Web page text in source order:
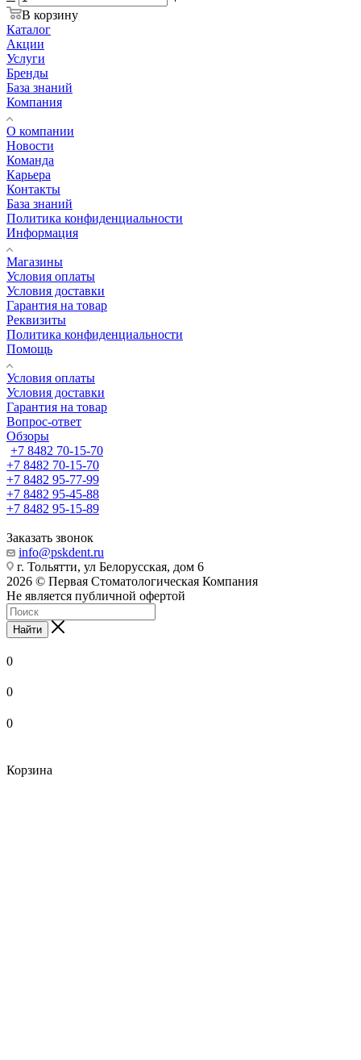
В корзину
Каталог
Акции
Услуги
Бренды
База знаний
Компания
О компании
Новости
Команда
Карьера
Контакты
База знаний
Политика конфиденциальности
Информация
Магазины
Условия оплаты
Условия доставки
Гарантия на товар
Реквизиты
Политика конфиденциальности
Помощь
Условия оплаты
Условия доставки
Гарантия на товар
Вопрос-ответ
Обзоры
+7 8482 70-15-70
+7 8482 70-15-70
+7 8482 95-77-99
+7 8482 95-45-88
+7 8482 95-15-89
Заказать звонок
info@pskdent.ru
г. Тольятти, ул Белорусская, дом 6
2026 © Первая Стоматологическая Компания
Не является публичной офертой
Найти
0
0
0
Корзина